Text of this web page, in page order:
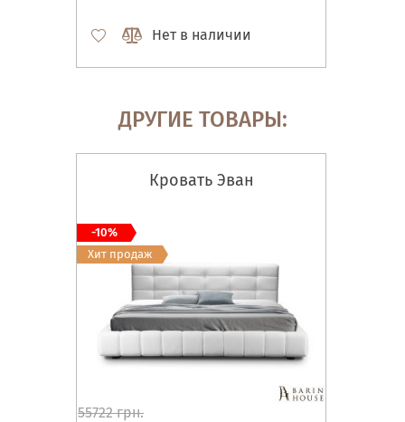
Нет в наличии
ДРУГИЕ ТОВАРЫ:
Кровать Эван
55722 грн.
-10%
Хит продаж